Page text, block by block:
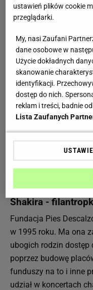
Oral Vol.1” i “Oral
(2009), “Sale el Sol”
Shakira do dziś
jednej z nich zagrała
maja 2011 r.).
Shakira brała
filmowych: w “El
serialach “Brzydula
jednym z odcinków,
“Zwierzogrodzie”
przez American Music
Shakira -
Fundacja Pies
w 1995 roku. Ma ona
ubogich rodzin dostęp
poprzez budowę
funduszy na to i inne
udział w koncertach
ustawień plików cookie
przeglądarki.
My, nasi Zaufani
dane osobowe w
Użycie dokładnych
skanowanie
identyfikacji.
dostęp do nich.
reklam i treści, badnie
Lista Zaufanych